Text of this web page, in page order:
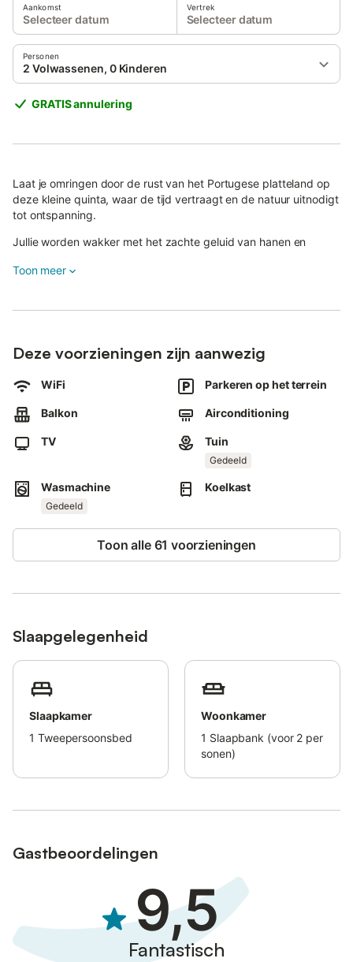
Aankomst
Selecteer datum
Vertrek
Selecteer datum
Personen
2 Volwassenen, 0 Kinderen
GRATIS annulering
Laat je omringen door de rust van het Portugese platteland op
deze kleine quinta, waar de tijd vertraagt en de natuur uitnodigt
tot ontspanning.
Jullie worden wakker met het zachte geluid van hanen en
dat zich rondom uitstrekt – een ideale plek voor een uitje met
De ruimte is zo ingericht dat jullie je meteen thuis voelen:
comfortabel, gastvrij en volledig zelfstandig, zodat jullie het
verblijf in jullie eigen tempo kunnen beleven, zonder haast.
Hoewel wij niet fysiek aanwezig zijn, zijn wij altijd dichtbij via het
boekingsplatform en staan we klaar om te helpen wanneer dat
Zoeken jullie een rustige plek waar de romantiek van het
platteland en comfort samenkomen? Dan is dit de juiste keuze
Toon meer
Deze voorzieningen zijn aanwezig
WiFi Parkeren op het terrein
Balkon Airconditioning
TV Tuin
Gedeeld
Wasmachine
Gedeeld
Koelkast
Toon alle 61 voorzieningen
Slaapgelegenheid
Slaapkamer
1 Tweepersoonsbed
Woonkamer
1 Slaapbank (voor 2 per
sonen)
Gastbeoordelingen
9,5
Fantastisch